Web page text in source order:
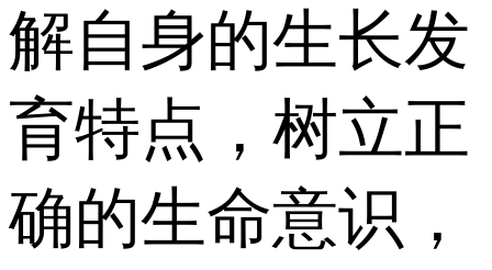
解自身的生长发
育特点，树立正
确的生命意识，